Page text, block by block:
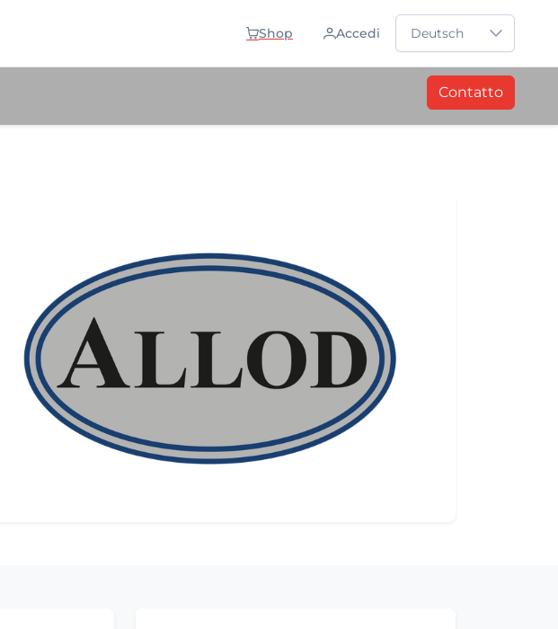
Shop Accedi
Sprache auswählen
Deutsch
Contatto